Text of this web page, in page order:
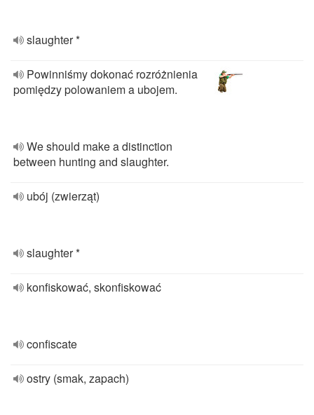
slaughter *
Powinniśmy dokonać rozróżnienia
pomiędzy polowaniem a ubojem.
We should make a distinction
between hunting and slaughter.
ubój (zwierząt)
slaughter *
konfiskować, skonfiskować
confiscate
ostry (smak, zapach)